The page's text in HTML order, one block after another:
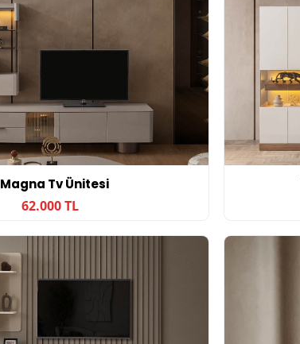
Magna Tv Ünitesi
62.000 TL